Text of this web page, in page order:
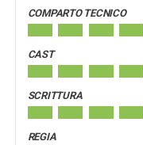
COMPARTO TECNICO
CAST
SCRITTURA
REGIA